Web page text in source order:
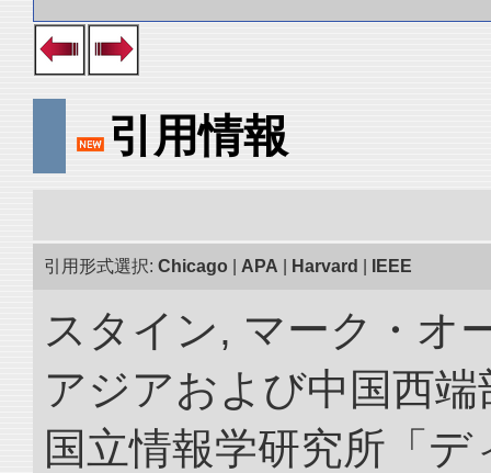
引用情報
引用形式選択: Chicago APA Harvard IEEE
スタイン, マーク・オ
アジアおよび中国西
国立情報学研究所「